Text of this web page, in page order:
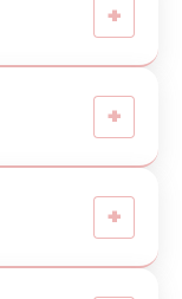
+
+
+